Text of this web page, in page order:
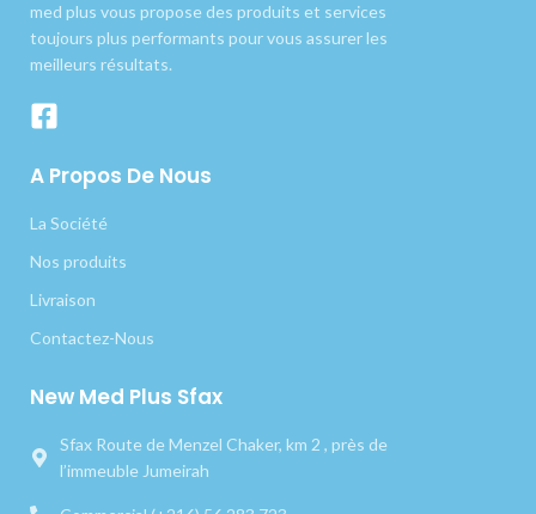
med plus vous propose des produits et services
toujours plus performants pour vous assurer les
meilleurs résultats.
A Propos De Nous
La Société
Nos produits
Livraison
Contactez-Nous
New Med Plus Sfax
Sfax Route de Menzel Chaker, km 2 , près de
l’immeuble Jumeirah